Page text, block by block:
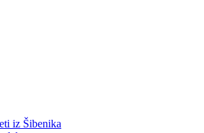
iz Šibenika